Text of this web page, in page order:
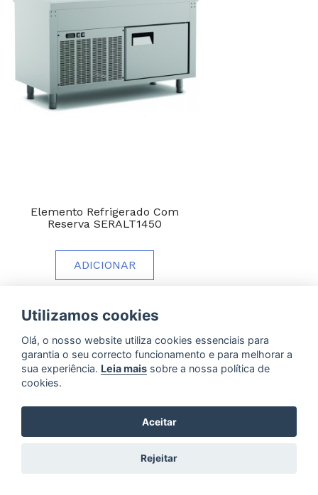
Elemento Refrigerado Com
Reserva SERALT1450
ADICIONAR
Utilizamos cookies
Olá, o nosso website utiliza cookies essenciais para
garantia o seu correcto funcionamento e para melhorar a
sua experiência. Leia mais sobre a nossa política de
cookies.
Aceitar
Rejeitar